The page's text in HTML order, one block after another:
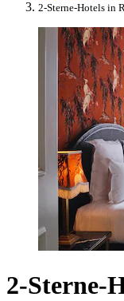
2-Sterne-Hotels in
2-Sterne-